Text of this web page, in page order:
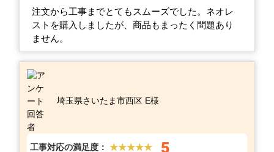
注文から工事までとてもスムーズでした。ネオレ
ストを購入しましたが、商品もまったく問題あり
ません。
埼玉県さいたま市西区 E様
工事対応の満足度： ★★★★★ 5